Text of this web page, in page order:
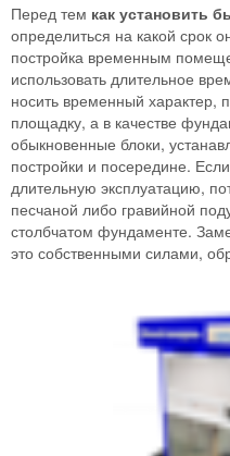
Перед тем как установить
определиться на какой срок
постройка временным
использовать длительное
носить временный характер,
площадку, а в качестве
обыкновенные блоки,
постройки и посередине.
длительную эксплуатацию,
песчаной либо гравийной
столбчатом фундаменте.
это собственными силами,